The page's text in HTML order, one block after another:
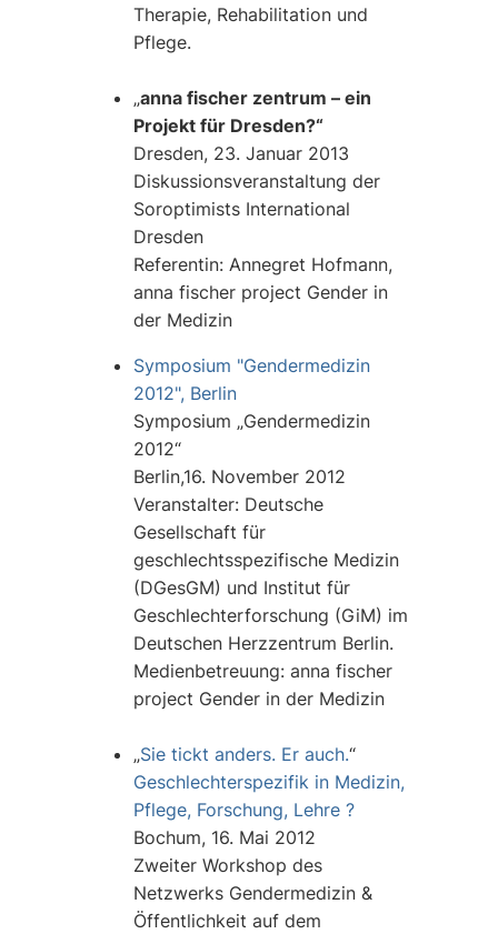
Therapie, Rehabilitation und
Pflege.
„anna fischer zentrum – ein
Projekt für Dresden?“
Dresden, 23. Januar 2013
Diskussionsveranstaltung der
Soroptimists International
Dresden
Referentin: Annegret Hofmann,
anna fischer project Gender in
der Medizin
Symposium "Gendermedizin
2012", Berlin
Symposium „Gendermedizin
2012“
Berlin,16. November 2012
Veranstalter: Deutsche
Gesellschaft für
geschlechtsspezifische Medizin
(DGesGM) und Institut für
Geschlechterforschung (GiM) im
Deutschen Herzzentrum Berlin.
Medienbetreuung: anna fischer
project Gender in der Medizin
„Sie tickt anders. Er auch.“
Geschlechterspezifik in Medizin,
Pflege, Forschung, Lehre ?
Bochum, 16. Mai 2012
Zweiter Workshop des
Netzwerks Gendermedizin &
Öffentlichkeit auf dem